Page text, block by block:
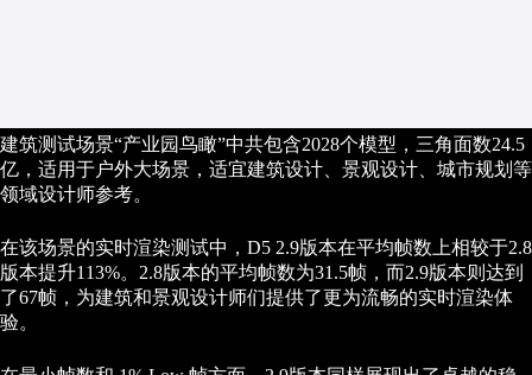
建筑测试场景“产业园鸟瞰”中共包含2028个模型，三角面数24.5
亿，适用于户外大场景，适宜建筑设计、景观设计、城市规划等
领域设计师参考。
在该场景的实时渲染测试中，D5 2.9版本在平均帧数上相较于2.8
版本提升113%。2.8版本的平均帧数为31.5帧，而2.9版本则达到
了67帧，为建筑和景观设计师们提供了更为流畅的实时渲染体
验。